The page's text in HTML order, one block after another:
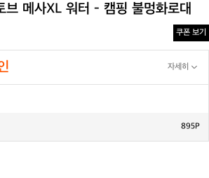
브 메사XL 워터 - 캠핑 불멍화로대
쿠폰 보기
자세히
895P